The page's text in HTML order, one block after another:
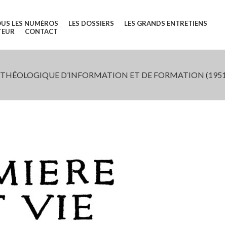
LES NUMÉROS LES DOSSIERS
LES GRANDS ENTRETIENS
CONTACT
THÉOLOGIQUE D’INFORMATION ET DE FORMATION